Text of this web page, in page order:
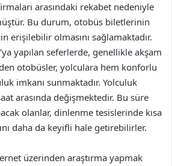
arasındaki rekabet nedeniyle
Bu durum, otobüs biletlerinin
erişilebilir olmasını sağlamaktadır.
yapılan seferlerde, genellikle akşam
otobüsler, yolculara hem konforlu
imkanı sunmaktadır. Yolculuk
arasında değişmektedir. Bu süre
olanlar, dinlenme tesislerinde kısa
daha da keyifli hale getirebilirler.
üzerinden araştırma yapmak